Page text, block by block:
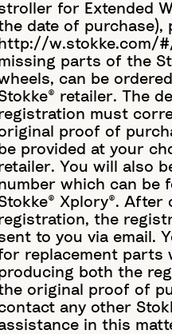
for Extended
date of purchase),
w.stokke.com/
parts of the
can be
retailer. The
must
proof of
provided at your
You will also
which can be
Xplory®. After
the
to you via email.
replacement parts
both the
original proof of
any other
in this